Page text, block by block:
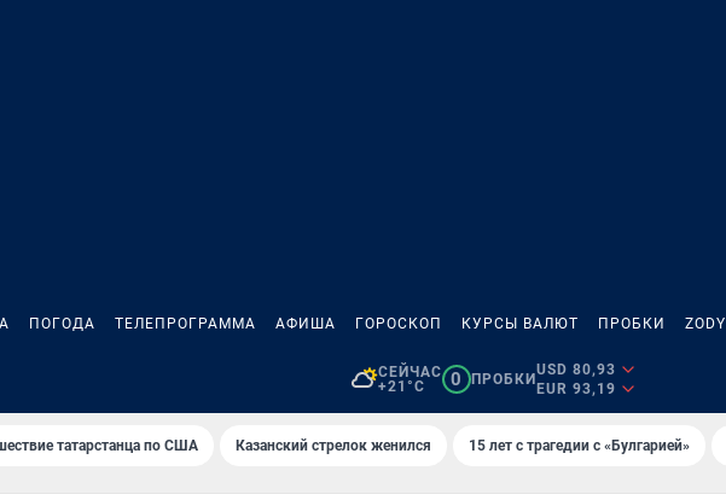
ПОГОДА ТЕЛЕПРОГРАММА АФИША ГОРОСКОП КУРСЫ ВАЛЮТ ПРОБКИ ZODY
СЕЙЧАС
+21°C
0 ПРОБКИ
USD 80,93
EUR 93,19
татарстанца по США Казанский стрелок женился 15 лет с трагедии с «Булгарией»